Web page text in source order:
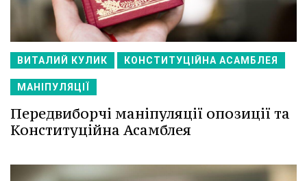
ВИТАЛИЙ КУЛИК КОНСТИТУЦІЙНА АСАМБЛЕЯ
МАНІПУЛЯЦІЇ
Передвиборчі маніпуляції опозиції та
Конституційна Асамблея